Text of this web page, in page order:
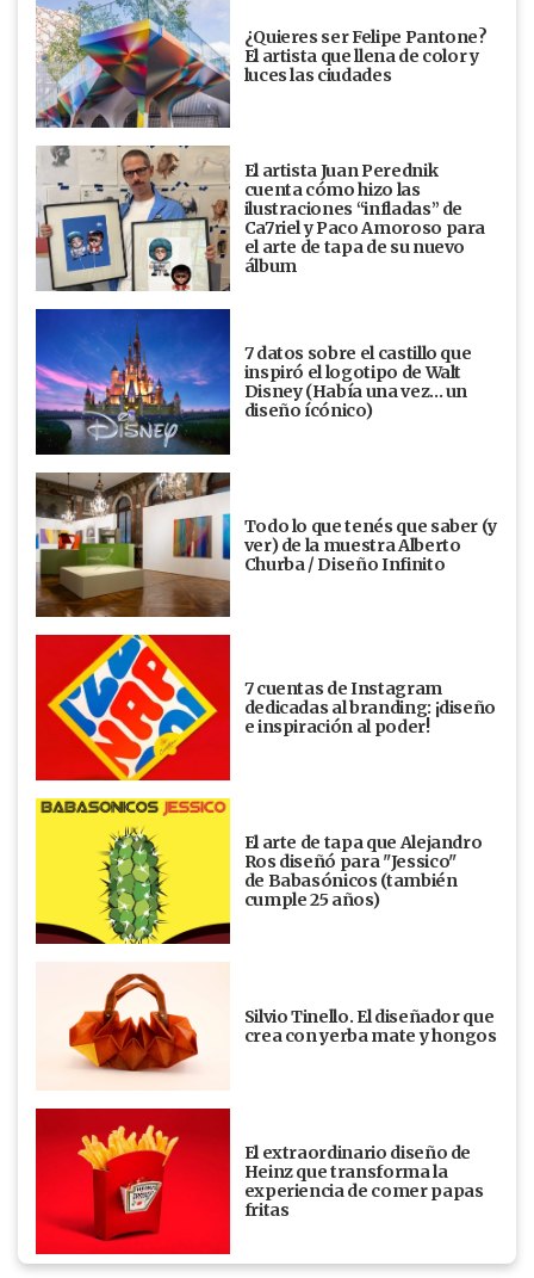
¿Quieres ser Felipe Pantone?
El artista que llena de color y
luces las ciudades
El artista Juan Perednik
cuenta cómo hizo las
ilustraciones “infladas” de
Ca7riel y Paco Amoroso para
el arte de tapa de su nuevo
álbum
7 datos sobre el castillo que
inspiró el logotipo de Walt
Disney (Había una vez... un
diseño ícónico)
Todo lo que tenés que saber (y
ver) de la muestra Alberto
Churba / Diseño Infinito
7 cuentas de Instagram
dedicadas al branding: ¡diseño
e inspiración al poder!
El arte de tapa que Alejandro
Ros diseñó para "Jessico"
de Babasónicos (también
cumple 25 años)
Silvio Tinello. El diseñador que
crea con yerba mate y hongos
El extraordinario diseño de
Heinz que transforma la
experiencia de comer papas
fritas